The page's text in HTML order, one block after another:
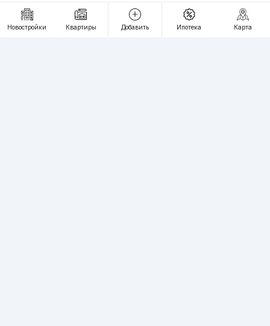
Новостройки Квартиры Добавить Ипотека Карта
О проекте